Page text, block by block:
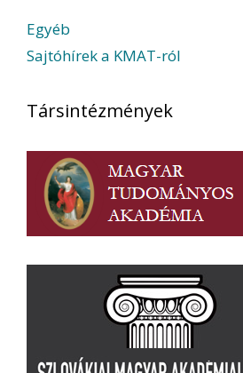
Egyéb
Sajtóhírek a KMAT-ról
Társintézmények